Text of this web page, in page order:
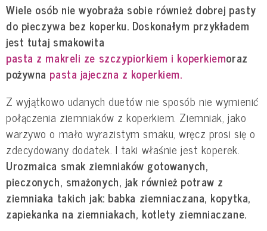
Wiele osób nie wyobraża sobie również dobrej pasty
do pieczywa bez koperku. Doskonałym przykładem
jest tutaj smakowita
pasta z makreli ze szczypiorkiem i koperkiemoraz
pożywna pasta jajeczna z koperkiem.
Z wyjątkowo udanych duetów nie sposób nie wymienić
połączenia ziemniaków z koperkiem. Ziemniak, jako
warzywo o mało wyrazistym smaku, wręcz prosi się o
zdecydowany dodatek. I taki właśnie jest koperek.
Urozmaica smak ziemniaków gotowanych,
pieczonych, smażonych, jak również potraw z
ziemniaka takich jak: babka ziemniaczana, kopytka,
zapiekanka na ziemniakach, kotlety ziemniaczane.